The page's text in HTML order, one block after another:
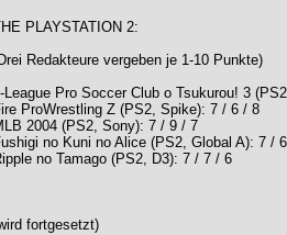
PLAYSTATION 2:
Redakteure vergeben je 1-10 Punkte)
League Pro Soccer Club o Tsukurou! 3
ProWrestling Z (PS2, Spike): 7 / 6 / 8
2004 (PS2, Sony): 7 / 9 / 7
no Kuni no Alice (PS2, Global A): 7 /
no Tamago (PS2, D3): 7 / 7 / 6
fortgesetzt)